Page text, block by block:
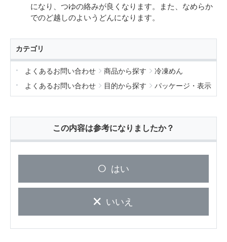
になり、つゆの絡みが良くなります。また、なめらか
でのど越しのよいうどんになります。
カテゴリ
よくあるお問い合わせ 商品から探す
冷凍めん
よくあるお問い合わせ
目的から探す パッケージ・表示
この内容は参考になりましたか？
はい
いいえ